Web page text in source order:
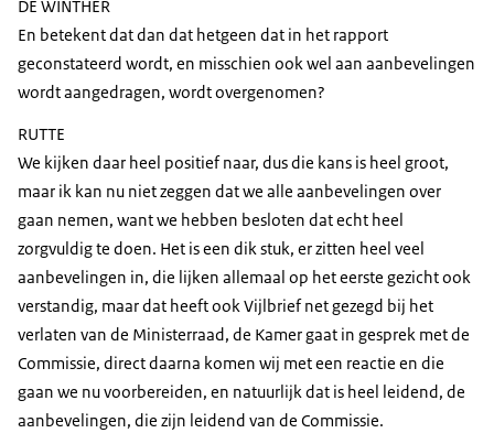
DE WINTHER
En betekent dat dan dat hetgeen dat in het rapport
geconstateerd wordt, en misschien ook wel aan aanbevelingen
wordt aangedragen, wordt overgenomen?
RUTTE
We kijken daar heel positief naar, dus die kans is heel groot,
maar ik kan nu niet zeggen dat we alle aanbevelingen over
gaan nemen, want we hebben besloten dat echt heel
zorgvuldig te doen. Het is een dik stuk, er zitten heel veel
aanbevelingen in, die lijken allemaal op het eerste gezicht ook
verstandig, maar dat heeft ook Vijlbrief net gezegd bij het
verlaten van de Ministerraad, de Kamer gaat in gesprek met de
Commissie, direct daarna komen wij met een reactie en die
gaan we nu voorbereiden, en natuurlijk dat is heel leidend, de
aanbevelingen, die zijn leidend van de Commissie.